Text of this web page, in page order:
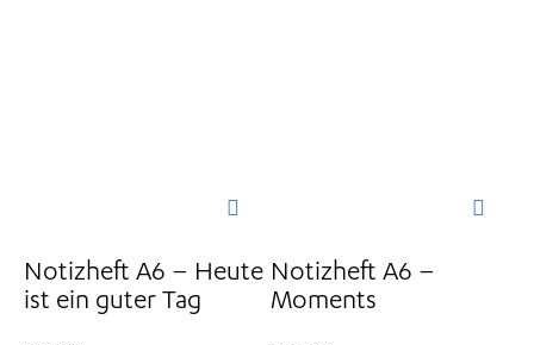
Notizheft A6 – Heute
ist ein guter Tag
Notizheft A6 –
Moments